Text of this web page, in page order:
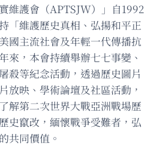
維護會（APTSJW）」自1992
「維護歷史真相、弘揚和平正
國主流社會及年輕一代傳播抗
來，本會持續舉辦七七事變、
殺等紀念活動，透過歷史圖片
放映、學術論壇及社區活動，
解第二次世界大戰亞洲戰場歷
史竄改，緬懷戰爭受難者，弘
共同價值。